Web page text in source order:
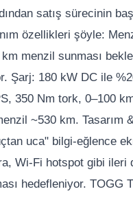
satış sürecinin
özellikleri şöyle:
menzil sunması
Şarj: 180 kW DC ile
350 Nm tork, 0–100
~530 km. Tasarım
uca" bilgi-eğlence
Wi-Fi hotspot gibi ileri
hedefleniyor. TOGG